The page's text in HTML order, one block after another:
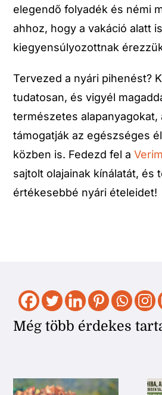
elegendő folyadék és némi
ahhoz, hogy a vakáció alatt
kiegyensúlyozottnak
Tervezed a nyári pihenést?
tudatosan, és vigyél
természetes alapanyagokat,
támogatják az egészséges
közben is. Fedezd fel a
sajtolt olajainak kínálatát, és
értékesebbé nyári ételeidet!
Még több érdekes